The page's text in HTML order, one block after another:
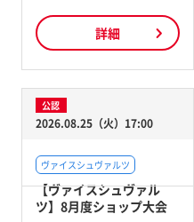
詳細
公認
2026.08.25（火）17:00
ヴァイスシュヴァルツ
【ヴァイスシュヴァル
ツ】8月度ショップ大会